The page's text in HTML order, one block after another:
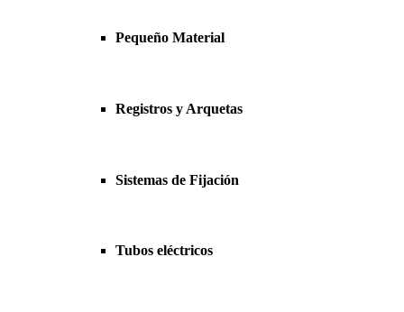
Pequeño Material
Registros y Arquetas
Sistemas de Fijación
Tubos eléctricos